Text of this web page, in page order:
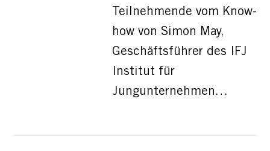
Teilnehmende vom Know-
how von Simon May,
Geschäftsführer des IFJ
Institut für
Jungunternehmen…